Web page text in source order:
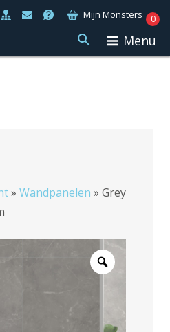
Mijn Monsters 0
Menu
» Wandpanelen » Grey